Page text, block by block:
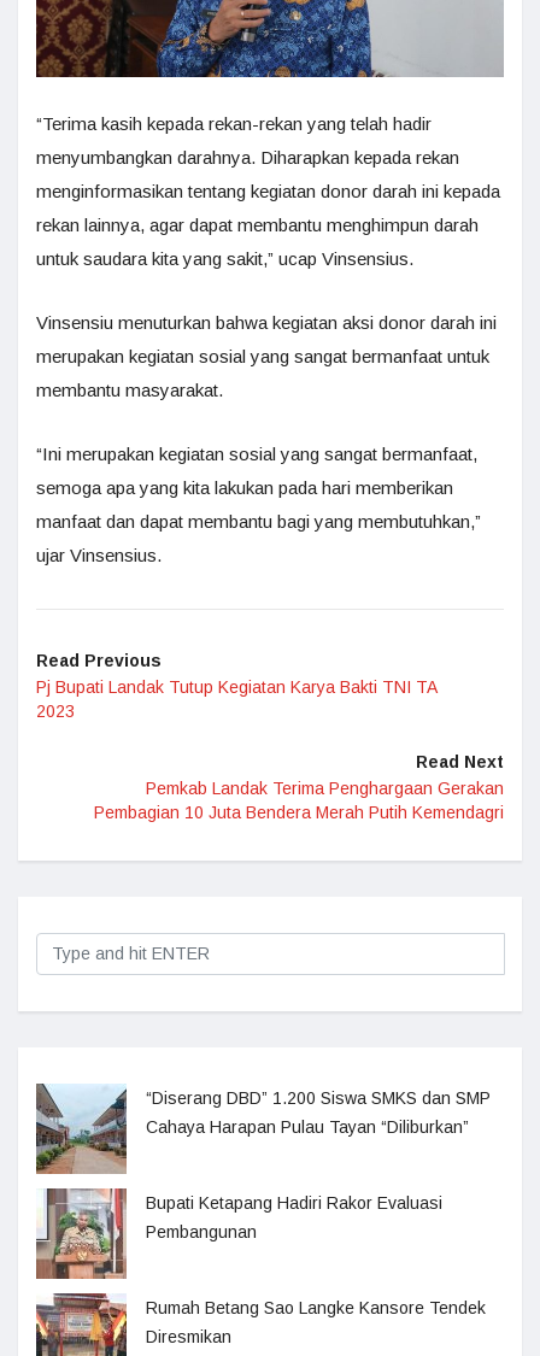
“Terima kasih kepada rekan-rekan yang telah hadir
menyumbangkan darahnya. Diharapkan kepada rekan
menginformasikan tentang kegiatan donor darah ini kepada
rekan lainnya, agar dapat membantu menghimpun darah
untuk saudara kita yang sakit,” ucap Vinsensius.
Vinsensiu menuturkan bahwa kegiatan aksi donor darah ini
merupakan kegiatan sosial yang sangat bermanfaat untuk
membantu masyarakat.
“Ini merupakan kegiatan sosial yang sangat bermanfaat,
semoga apa yang kita lakukan pada hari memberikan
manfaat dan dapat membantu bagi yang membutuhkan,”
ujar Vinsensius.
Read Previous
Pj Bupati Landak Tutup Kegiatan Karya Bakti TNI TA
2023
Read Next
Pemkab Landak Terima Penghargaan Gerakan
Pembagian 10 Juta Bendera Merah Putih Kemendagri
“Diserang DBD” 1.200 Siswa SMKS dan SMP
Cahaya Harapan Pulau Tayan “Diliburkan”
Bupati Ketapang Hadiri Rakor Evaluasi
Pembangunan
Rumah Betang Sao Langke Kansore Tendek
Diresmikan